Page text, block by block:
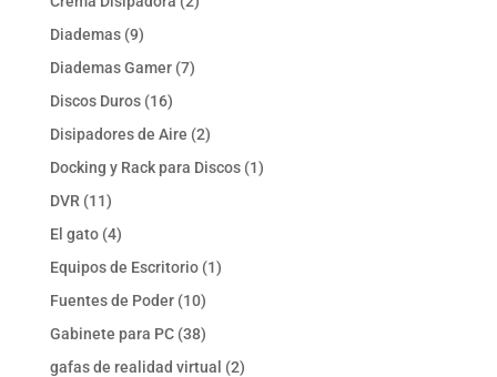
Diademas 99
productos
Diademas Gamer 77
Discos Duros 1616
productos
Disipadores de Aire 22
productos
Docking y Rack para Discos 11
DVR 1111
productos
El gato 44
productos
Equipos de Escritorio 11
Fuentes de Poder 1010
productos
Gabinete para PC 3838
productos
gafas de realidad virtual 22